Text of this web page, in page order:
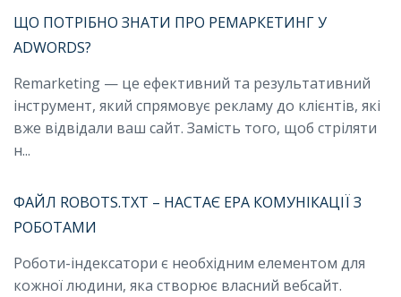
ЩО ПОТРІБНО ЗНАТИ ПРО РЕМАРКЕТИНГ У
ADWORDS?
Remarketing — це ефективний та результативний
інструмент, який спрямовує рекламу до клієнтів, які
вже відвідали ваш сайт. Замість того, щоб стріляти
н...
ФАЙЛ ROBOTS.TXT – НАСТАЄ ЕРА КОМУНІКАЦІЇ З
РОБОТАМИ
Роботи-індексатори є необхідним елементом для
кожної людини, яка створює власний вебсайт.